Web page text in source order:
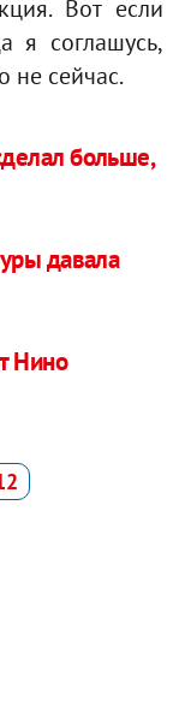
Вот если
я соглашусь,
не сейчас.
больше,
давала
Нино